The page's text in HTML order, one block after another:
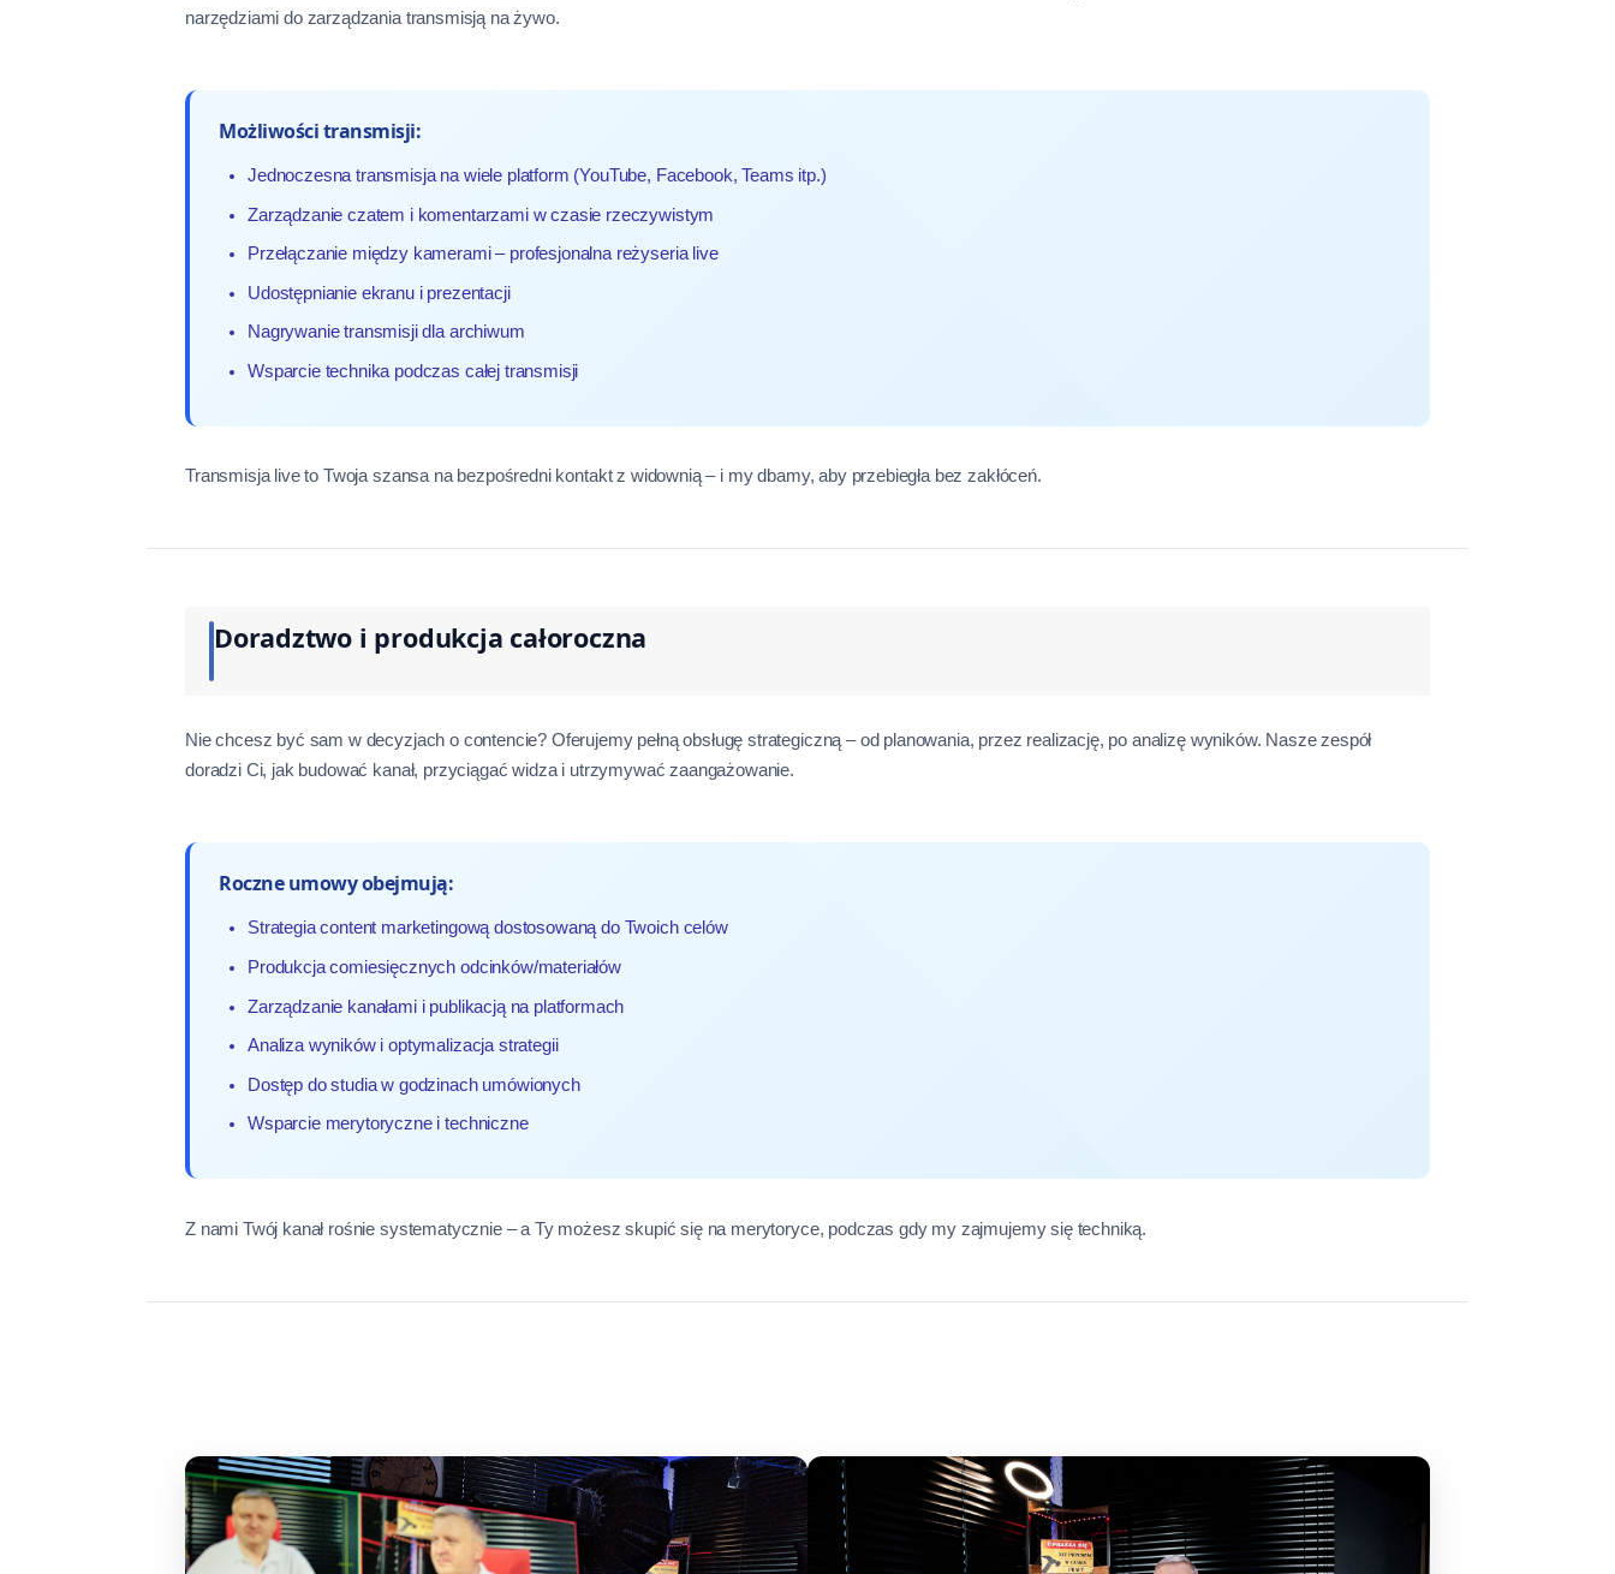
narzędziami do zarządzania transmisją na żywo.
Możliwości transmisji:
Jednoczesna transmisja na wiele platform (YouTube, Facebook, Teams itp.)
Zarządzanie czatem i komentarzami w czasie rzeczywistym
Przełączanie między kamerami – profesjonalna reżyseria live
Udostępnianie ekranu i prezentacji
Nagrywanie transmisji dla archiwum
Wsparcie technika podczas całej transmisji
Transmisja live to Twoja szansa na bezpośredni kontakt z widownią – i my dbamy, aby przebiegła bez zakłóceń.
Doradztwo i produkcja całoroczna
Nie chcesz być sam w decyzjach o contencie? Oferujemy pełną obsługę strategiczną – od planowania, przez realizację, po analizę wyników. Nasze zespół
doradzi Ci, jak budować kanał, przyciągać widza i utrzymywać zaangażowanie.
Roczne umowy obejmują:
Strategia content marketingową dostosowaną do Twoich celów
Produkcja comiesięcznych odcinków/materiałów
Zarządzanie kanałami i publikacją na platformach
Analiza wyników i optymalizacja strategii
Dostęp do studia w godzinach umówionych
Wsparcie merytoryczne i techniczne
Z nami Twój kanał rośnie systematycznie – a Ty możesz skupić się na merytoryce, podczas gdy my zajmujemy się techniką.